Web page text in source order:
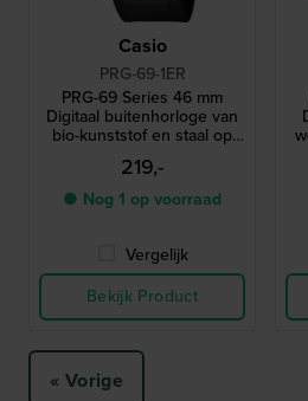
Casio
PRG-69-1ER
PRG-69 Series 46 mm
Digitaal buitenhorloge van
bio-kunststof en staal op
zonne-energie
219,-
● Nog 1 op voorraad
Vergelijk
Bekijk Product
« Vorige